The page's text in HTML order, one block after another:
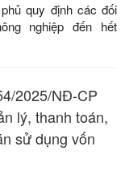
quy định các đối
nghiệp đến hết
2025/NĐ-CP
lý, thanh toán,
sử dụng vốn